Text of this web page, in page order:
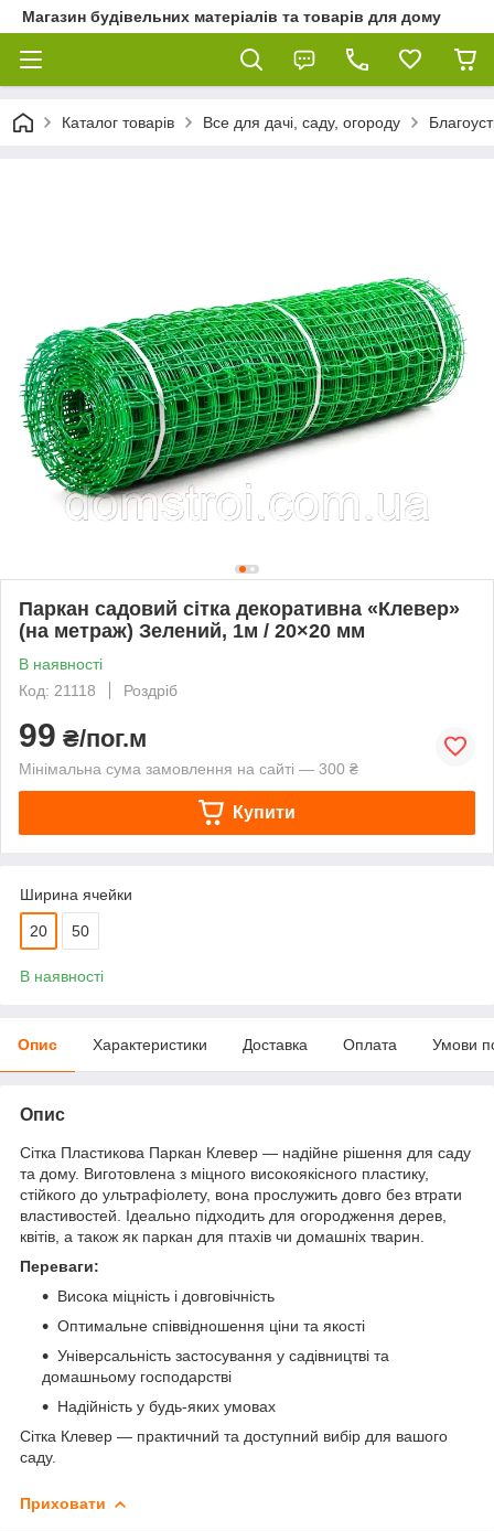
Магазин будівельних матеріалів та товарів для дому
Каталог товарів Все для дачі, саду, огороду
Паркан садовий сітка декоративна «Клевер»
(на метраж) Зелений, 1м / 20×20 мм
В наявності
Код: 21118
Роздріб
99 ₴/пог.м
Мінімальна сума замовлення на сайті — 300 ₴
Купити
Ширина ячейки
20 50
В наявності
Опис Характеристики Доставка Оплата Умови
Опис
Сітка Пластикова Паркан Клевер — надійне рішення для саду
та дому. Виготовлена з міцного високоякісного пластику,
стійкого до ультрафіолету, вона прослужить довго без втрати
властивостей. Ідеально підходить для огородження дерев,
квітів, а також як паркан для птахів чи домашніх тварин.
Переваги:
Висока міцність і довговічність
Оптимальне співвідношення ціни та якості
Універсальність застосування у садівництві та
домашньому господарстві
Надійність у будь-яких умовах
Сітка Клевер — практичний та доступний вибір для вашого
саду.
Приховати